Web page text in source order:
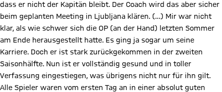
dass er nicht der Kapitän bleibt. Der Coach wird das aber sicher
beim geplanten Meeting in Ljubljana klären. (…) Mir war nicht
klar, als wie schwer sich die OP (an der Hand) letzten Sommer
am Ende herausgestellt hatte. Es ging ja sogar um seine
Karriere. Doch er ist stark zurückgekommen in der zweiten
Saisonhälfte. Nun ist er vollständig gesund und in toller
Verfassung eingestiegen, was übrigens nicht nur für ihn gilt.
Alle Spieler waren vom ersten Tag an in einer absolut guten